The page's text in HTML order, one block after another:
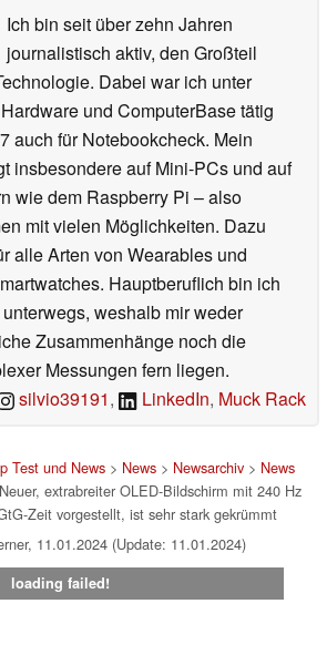
Ich bin seit über zehn Jahren
journalistisch aktiv, den Großteil
Dabei war ich unter
und ComputerBase tätig
auch für Notebookcheck. Mein
insbesondere auf Mini-PCs und auf
wie dem Raspberry Pi – also
mit vielen Möglichkeiten. Dazu
alle Arten von Wearables und
Hauptberuflich bin ich
weshalb mir weder
Zusammenhänge noch die
Messungen fern liegen.
silvio39191, LinkedIn, Muck Rack
Test und News> News> Newsarchiv> News
extrabreiter OLED-Bildschirm mit 240 Hz
Zeit vorgestellt, ist sehr stark gekrümmt
11.01.2024 (Update: 11.01.2024)
loading failed!